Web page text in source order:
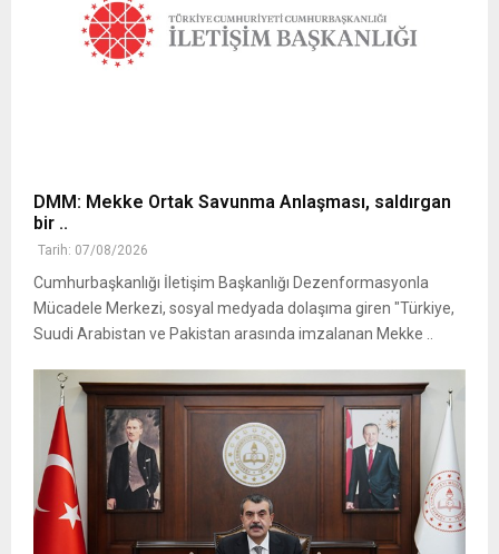
DMM: Mekke Ortak Savunma Anlaşması, saldırgan
bir ..
Tarih: 07/08/2026
Cumhurbaşkanlığı İletişim Başkanlığı Dezenformasyonla
Mücadele Merkezi, sosyal medyada dolaşıma giren "Türkiye,
Suudi Arabistan ve Pakistan arasında imzalanan Mekke ..